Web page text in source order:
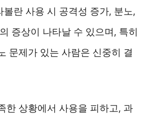
볼란 사용 시 공격성 증가, 분노,
증상이 나타날 수 있으며, 특히
문제가 있는 사람은 신중히 결
한 상황에서 사용을 피하고, 과